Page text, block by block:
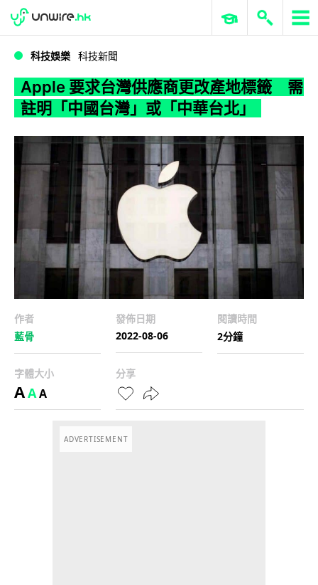
WWDC 2026 ERP 與商業 AI
科技娛樂 科技新聞
Apple 要求台灣供應商更改產地標籤 需
註明「中國台灣」或「中華台北」
作者
藍骨
發佈日期
2022-08-06
閱讀時間
2分鐘
字體大小
AAA
分享
ADVERTISEMENT